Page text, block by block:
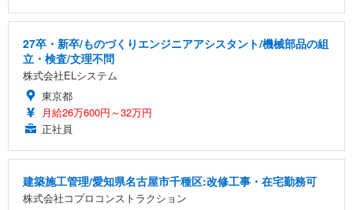
27卒・新卒/ものづくりエンジニアアシスタント/機械部品の組
立・検査/文理不問
株式会社ELシステム
東京都
月給26万600円～32万円
正社員
建築施工管理/愛知県名古屋市千種区:改修工事・在宅勤務可
株式会社コプロコンストラクション